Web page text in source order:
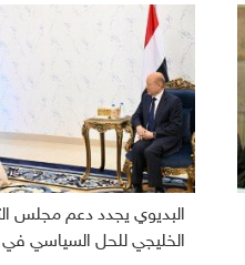
البديوي يجدد دعم مجلس
الخليجي للحل السياسي في